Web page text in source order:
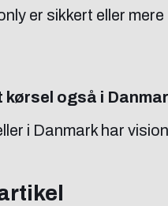
er sikkert eller
også i
i Danmark har